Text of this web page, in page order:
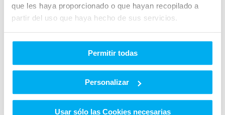
que les haya proporcionado o que hayan recopilado a
partir del uso que haya hecho de sus servicios.
Permitir todas
Personalizar
Usar sólo las Cookies necesarias
ruta sin esperas.
4. Mercedes-Benz Clase E: el clásico de los
El Clase E es sinónimo de viajes cómodos y
silenciosos. Su sistema de navegación con
información del tráfico en tiempo real, sus